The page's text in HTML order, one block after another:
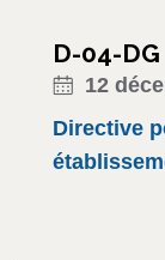
D-04-DG
12
Directive